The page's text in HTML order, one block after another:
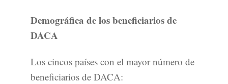
Demográfica de los beneficiarios de
DACA
Los cincos países con el mayor número de
beneficiarios de DACA: